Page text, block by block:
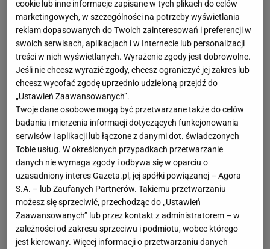
cookie lub inne informacje zapisane w tych plikach do celów
marketingowych, w szczególności na potrzeby wyświetlania
reklam dopasowanych do Twoich zainteresowań i preferencji w
swoich serwisach, aplikacjach i w Internecie lub personalizacji
treści w nich wyświetlanych. Wyrażenie zgody jest dobrowolne.
Jeśli nie chcesz wyrazić zgody, chcesz ograniczyć jej zakres lub
chcesz wycofać zgodę uprzednio udzieloną przejdź do
„Ustawień Zaawansowanych”.
Twoje dane osobowe mogą być przetwarzane także do celów
badania i mierzenia informacji dotyczących funkcjonowania
serwisów i aplikacji lub łączone z danymi dot. świadczonych
Tobie usług. W określonych przypadkach przetwarzanie
danych nie wymaga zgody i odbywa się w oparciu o
uzasadniony interes Gazeta.pl, jej spółki powiązanej – Agora
S.A. – lub Zaufanych Partnerów. Takiemu przetwarzaniu
możesz się sprzeciwić, przechodząc do „Ustawień
Zaawansowanych” lub przez kontakt z administratorem – w
zależności od zakresu sprzeciwu i podmiotu, wobec którego
jest kierowany. Więcej informacji o przetwarzaniu danych